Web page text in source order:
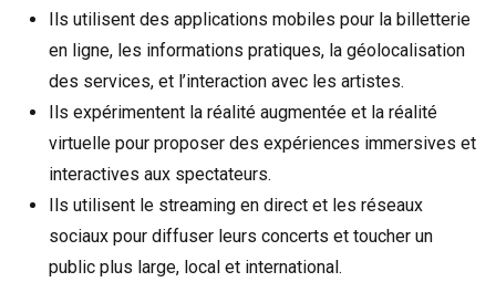
Ils utilisent des applications mobiles pour la billetterie
en ligne, les informations pratiques, la géolocalisation
des services, et l’interaction avec les artistes.
Ils expérimentent la réalité augmentée et la réalité
virtuelle pour proposer des expériences immersives et
interactives aux spectateurs.
Ils utilisent le streaming en direct et les réseaux
sociaux pour diffuser leurs concerts et toucher un
public plus large, local et international.